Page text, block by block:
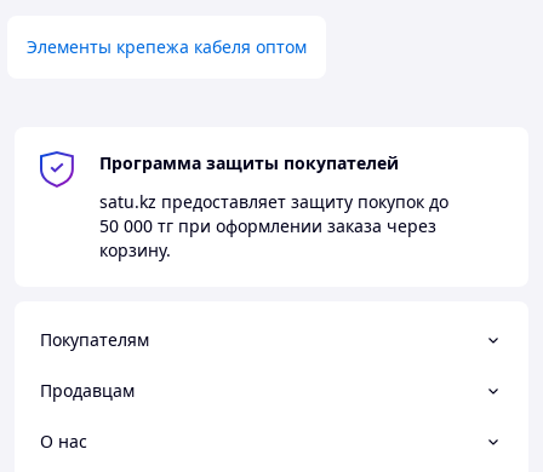
Элементы крепежа кабеля оптом
Программа защиты покупателей
satu.kz предоставляет защиту покупок до
50 000 тг при оформлении заказа через
корзину.
Покупателям
Продавцам
О нас